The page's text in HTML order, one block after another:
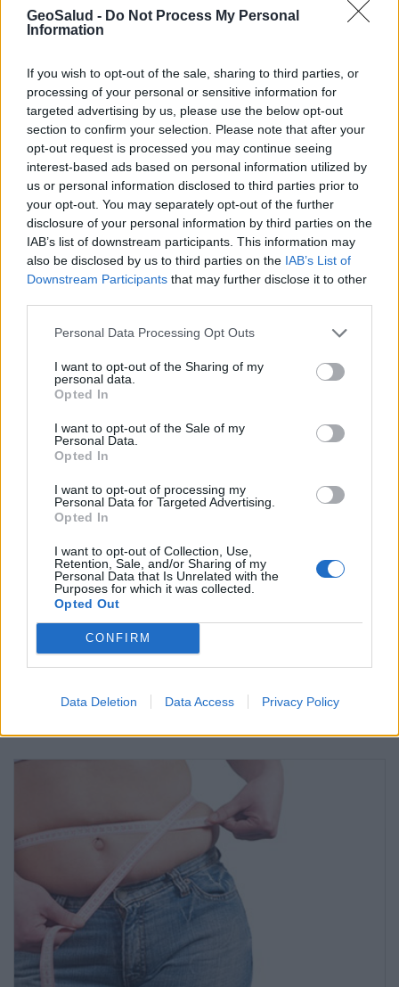
GeoSalud - Do Not Process My Personal
Information
If you wish to opt-out of the sale, sharing to third parties, or
processing of your personal or sensitive information for
targeted advertising by us, please use the below opt-out
section to confirm your selection. Please note that after your
opt-out request is processed you may continue seeing
interest-based ads based on personal information utilized by
us or personal information disclosed to third parties prior to
your opt-out. You may separately opt-out of the further
disclosure of your personal information by third parties on the
IAB’s list of downstream participants. This information may
also be disclosed by us to third parties on the IAB’s List of
Downstream Participants that may further disclose it to other
Personal Data Processing Opt Outs
I want to opt-out of the Sharing of my
personal data.
Opted In
I want to opt-out of the Sale of my
Personal Data.
Opted In
I want to opt-out of processing my
Personal Data for Targeted Advertising.
Opted In
I want to opt-out of Collection, Use,
Retention, Sale, and/or Sharing of my
Personal Data that Is Unrelated with the
Purposes for which it was collected.
Opted Out
CONFIRM
Data Deletion Data Access Privacy Policy
Unidos:
manejará cuando presente su declaración de
impuestos.
Para mayor información visite
CuidadodeSalud.gov
Fuente
Cómo puedo obtener una exención de la
multa por no tener cobertura médica?
CuidadodeSalud.gov
Artículos más vistos en Geosalud
Suscríbete al boletín